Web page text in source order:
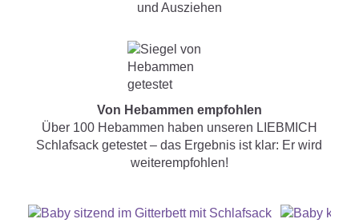
und Ausziehen
Von Hebammen empfohlen
Über 100 Hebammen haben unseren LIEBMICH
Schlafsack getestet – das Ergebnis ist klar: Er wird
weiterempfohlen!